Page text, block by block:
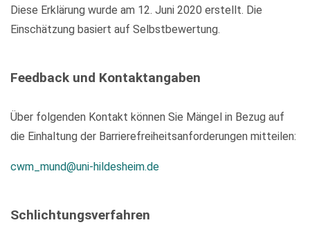
Diese Erklärung wurde am 12. Juni 2020 erstellt. Die
Einschätzung basiert auf Selbstbewertung.
Feedback und Kontaktangaben
Über folgenden Kontakt können Sie Mängel in Bezug auf
die Einhaltung der Barrierefreiheitsanforderungen mitteilen:
cwm_mund@uni-hildesheim.de
Schlichtungsverfahren